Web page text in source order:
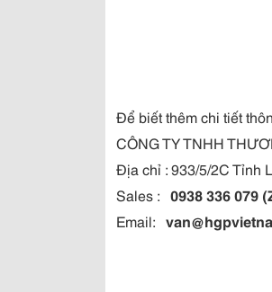
Để biết thêm chi tiết
CÔNG TY TNHH
Địa chỉ : 933/5/2C Tỉnh
Sales : 0938 336 079
Email: